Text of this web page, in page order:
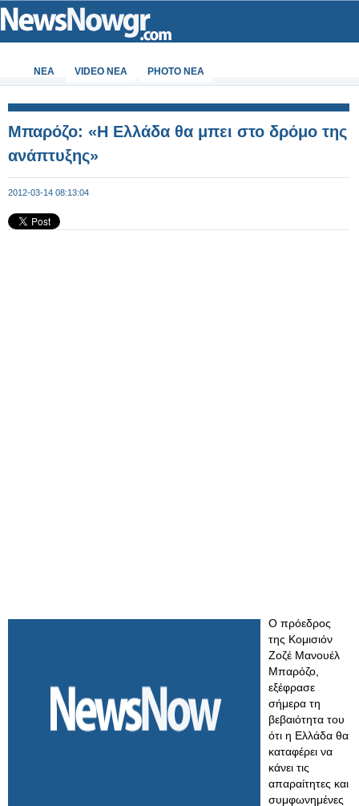
ΝΕΑ VIDEO NEA PHOTO NEA
Μπαρόζο: «Η Ελλάδα θα μπει στο δρόμο της
ανάπτυξης»
2012-03-14 08:13:04
Ο πρόεδρος
της Κομισιόν
Ζοζέ Μανουέλ
Μπαρόζο,
εξέφρασε
σήμερα τη
βεβαιότητα του
ότι η Ελλάδα θα
καταφέρει να
κάνει τις
απαραίτητες και
συμφωνημένες